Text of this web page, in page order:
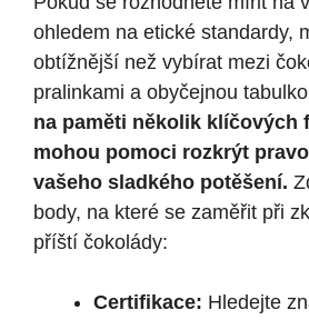
ohledem na etické standardy,
obtížnější než vybírat mezi
pralinkami a obyčejnou
na paměti několik klíčových
mohou pomoci rozkrýt
vašeho sladkého potěšení.
body, na které se zaměřit při
příští čokolády:
Certifikace: Hledejte